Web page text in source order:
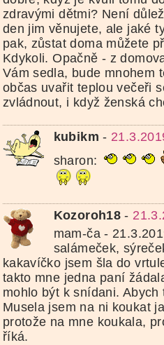
zdravými dětmi? Není
den jim věnujete, ale jaké
pak, zůstat doma můžete
Kdykoli. Opačně - z
Vám sedla, bude mnohem
občas uvařit teplou večeři
zvládnout, i když ženská
kubikm -
sharon:
Kozoroh18 -
mam-ča -
salámeček,
kakavíčko jsem šla do
takto mne jedna paní
mohlo být k snídani.
Musela jsem na ni koukat
protože na mne koukala,
říká.